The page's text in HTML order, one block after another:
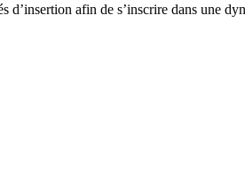
afin de s’inscrire dans une